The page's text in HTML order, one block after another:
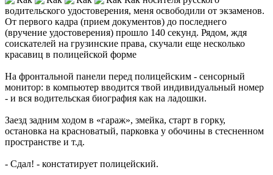
водительского удостоверения, меня освободили от экзаменов.
От первого кадра (прием документов) до последнего
(вручение удостоверения) прошло 140 секунд. Рядом, ждя
соискателей на грузинские права, скучали еще несколько
красавиц в полицейской форме
На фронтальной панели перед полицейским - сенсорный
монитор: в компьютер вводится твой индивидуальный номер
- и вся водительская биография как на ладошки.
Заезд задним ходом в «гараж», змейка, старт в горку,
остановка на красноватый, парковка у обочины в стесненном
пространстве и т.д.
- Сдал! - констатирует полицейский.